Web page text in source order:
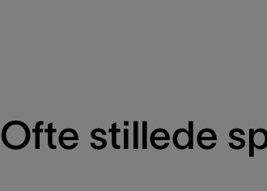
Ofte stillede